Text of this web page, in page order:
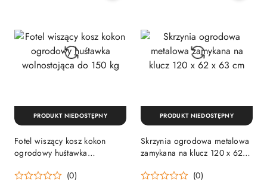
Fotel wiszący kosz kokon
ogrodowy huśtawka
(0)
PRODUKT NIEDOSTĘPNY
Skrzynia ogrodowa metalowa
zamykana na klucz 120 x 62 x
(0)
PRODUKT NIEDOSTĘPNY